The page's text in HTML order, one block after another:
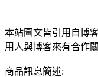
本站圖文皆引用自博
用人與博客來有合作關
商品訊息簡述: